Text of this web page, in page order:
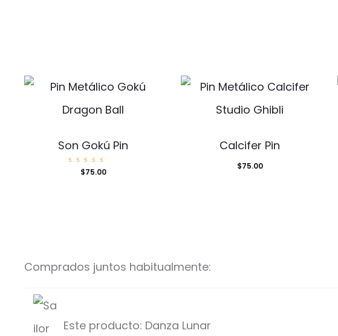
Son Gokú Pin
Valorad
o con
$75.00
Calcifer Pin
$75.00
Comprados juntos habitualmente:
Este producto: Danza Lunar